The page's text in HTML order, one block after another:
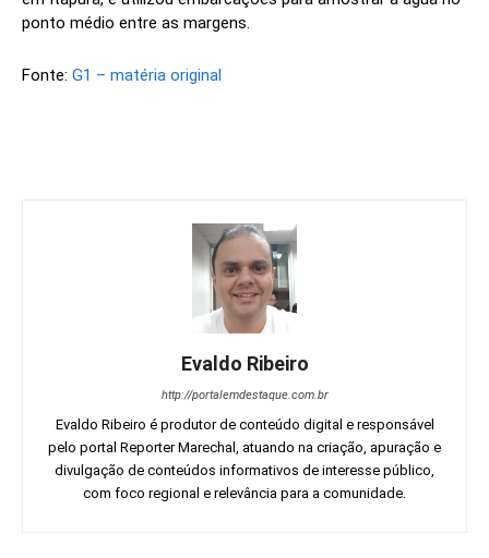
ponto médio entre as margens.
Fonte: G1 – matéria original
Evaldo Ribeiro
http://portalemdestaque.com.br
Evaldo Ribeiro é produtor de conteúdo digital e responsável
pelo portal Reporter Marechal, atuando na criação, apuração e
divulgação de conteúdos informativos de interesse público,
com foco regional e relevância para a comunidade.